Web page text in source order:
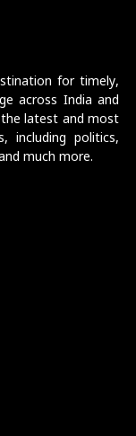
for timely,
across India and
latest and most
including politics,
much more.